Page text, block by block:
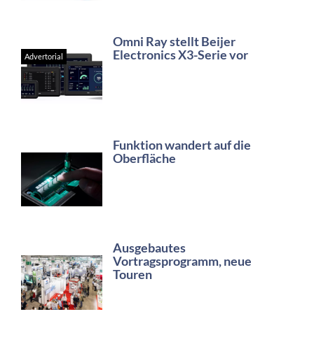
Advertorial
Omni Ray stellt Beijer
Electronics X3-Serie vor
Funktion wandert auf die
Oberfläche
Ausgebautes
Vortragsprogramm, neue
Touren